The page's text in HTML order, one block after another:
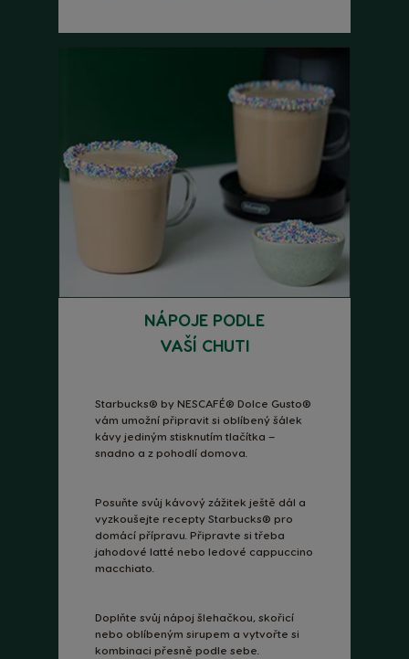
NÁPOJE PODLE
VAŠÍ CHUTI
Starbucks® by NESCAFÉ® Dolce Gusto®
vám umožní připravit si oblíbený šálek
kávy jediným stisknutím tlačítka –
snadno a z pohodlí domova.
Posuňte svůj kávový zážitek ještě dál a
vyzkoušejte recepty Starbucks® pro
domácí přípravu. Připravte si třeba
jahodové latté nebo ledové cappuccino
macchiato.
Doplňte svůj nápoj šlehačkou, skořicí
nebo oblíbeným sirupem a vytvořte si
kombinaci přesně podle sebe.